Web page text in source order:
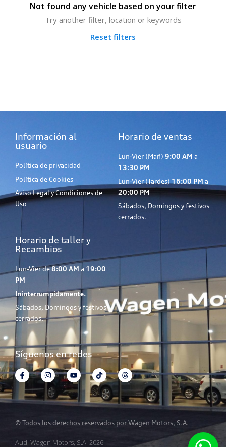
Not found any vehicle based on your filter
Try another filter, location or keywords
Reset filters
Información al
usuario
Política de privacidad
Política de Cookies
Aviso Legal y Condiciones de
Uso
Horario de ventas
Lun-Vier (Mañ) 9:00 AM a
13:30 PM
Lun-Vier (Tardes) 16:00 PM a
20:00 PM
Sábados, Domingos y festivos
cerrados.
Horario de taller y
Recambios
Lun-Vier de8:00 AM a 19:00
PM
Ininterrumpidamente.
Sábados, Domingos y festivos
cerrados.
Síguenos en redes
© Todos los derechos reservados por Wagen Motors, S.A.
Audi Wagen Motors, S.A. 2026